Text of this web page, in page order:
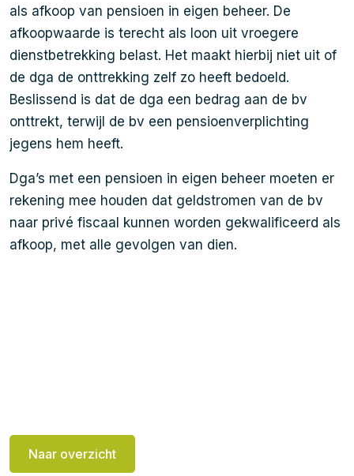
als afkoop van pensioen in eigen beheer. De
afkoopwaarde is terecht als loon uit vroegere
dienstbetrekking belast. Het maakt hierbij niet uit of
de dga de onttrekking zelf zo heeft bedoeld.
Beslissend is dat de dga een bedrag aan de bv
onttrekt, terwijl de bv een pensioenverplichting
jegens hem heeft.
Dga’s met een pensioen in eigen beheer moeten er
rekening mee houden dat geldstromen van de bv
naar privé fiscaal kunnen worden gekwalificeerd als
afkoop, met alle gevolgen van dien.
Naar overzicht